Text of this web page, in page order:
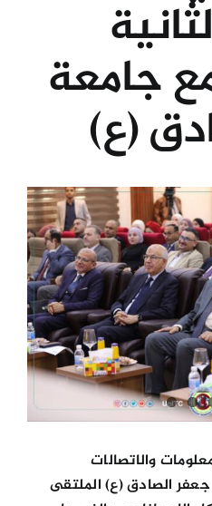
اتصل بنا
جامعة
(ع)
والاتصالات
جعفر الصادق (ع) الملتقى